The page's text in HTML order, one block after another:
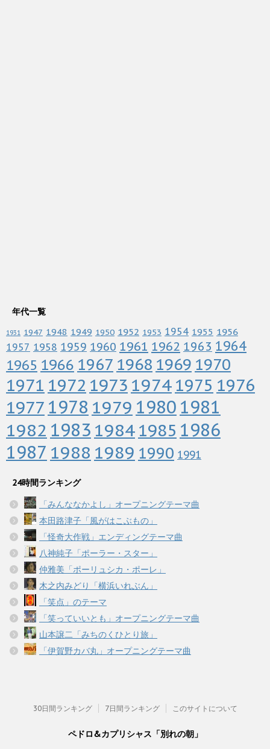
年代一覧
1931 1947 1948 1949 1950 1952 1953 1954 1955 1956
1957 1958 1959 1960 1961 1962 1963 1964
1965 1966 1967 1968 1969 1970
1971 1972 1973 1974 1975 1976
1977 1978 1979 1980 1981
1982 1983 19841985 1986
1987 1988 1989 1990 1991
24時間ランキング
「みんななかよし」オープニングテーマ曲
本田路津子「風がはこぶもの」
「怪奇大作戦」エンディングテーマ曲
八神純子「ポーラー・スター」
仲雅美「ポーリュシカ・ポーレ」
木之内みどり「横浜いれぶん」
「笑点」のテーマ
「笑っていいとも」オープニングテーマ曲
山本譲二「みちのくひとり旅」
「伊賀野カバ丸」オープニングテーマ曲
30日間ランキング 7日間ランキング このサイトについて
ペドロ&カプリシャス「別れの朝」